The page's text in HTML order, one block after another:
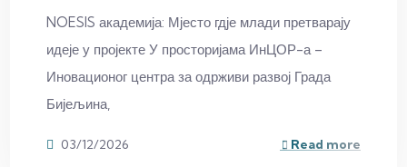
NOESIS академија: Мјесто гдје млади претварају
идеје у пројекте У просторијама ИнЦОР-а –
Иновационог центра за одрживи развој Града
Бијељина,
03/12/2026 Read more